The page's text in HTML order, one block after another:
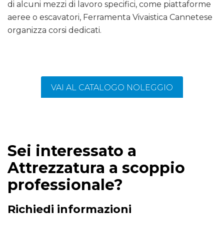
di alcuni mezzi di lavoro specifici, come piattaforme
aeree o escavatori, Ferramenta Vivaistica Cannetese
organizza corsi dedicati.
VAI AL CATALOGO NOLEGGIO
Sei interessato a
Attrezzatura a scoppio
professionale?
Richiedi informazioni